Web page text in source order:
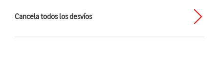
Cancela todos los desvíos